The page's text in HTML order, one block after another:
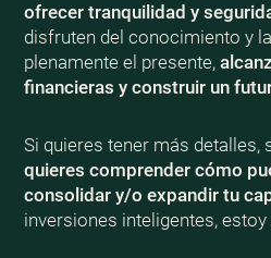
ofrecer tranquilidad y
disfruten del conocimiento y
plenamente el presente,
financieras y construir un
Si quieres tener más detalles,
quieres comprender cómo
consolidar y/o expandir tu
inversiones inteligentes,